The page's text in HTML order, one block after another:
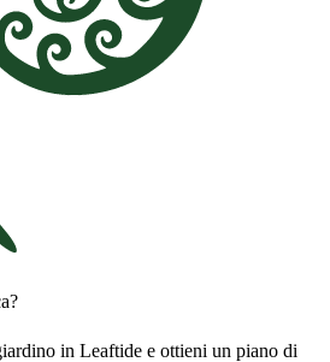
in Leaftide e ottieni un piano di